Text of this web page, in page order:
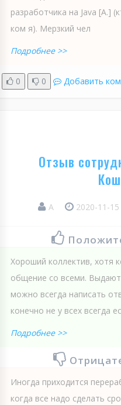
разработчика на Java [А.]
ком я). Мерзкий чел
Подробнее >>
0 0 Добавить
Отзыв
А 2020-11-
Хороший коллектив, хотя
общение со всеми.
можно всегда написать
конечно не у всех всегда
Подробнее >>
Иногда приходится
когда все надо сделать